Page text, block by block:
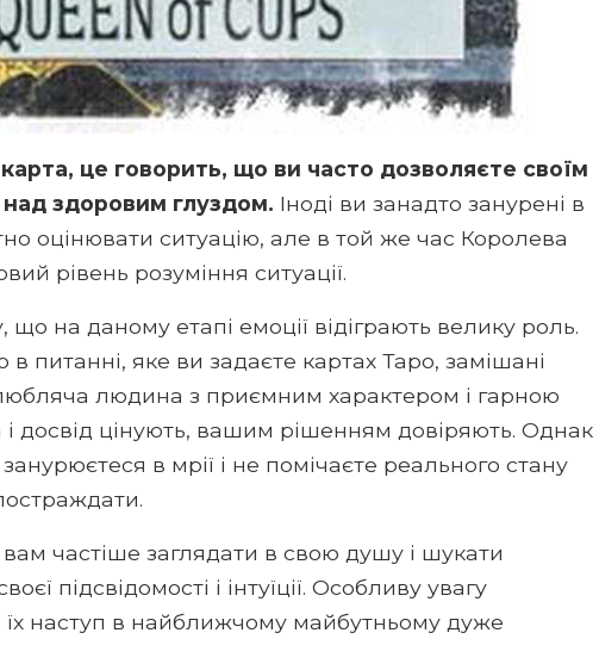
це говорить, що ви часто дозволяєте своїм
здоровим глуздом. Іноді ви занадто занурені в
оцінювати ситуацію, але в той же час Королева
рівень розуміння ситуації.
на даному етапі емоції відіграють велику роль.
питанні, яке ви задаєте картах Таро, замішані
людина з приємним характером і гарною
досвід цінують, вашим рішенням довіряють. Однак
в мрії і не помічаєте реального стану
частіше заглядати в свою душу і шукати
підсвідомості і інтуїції. Особливу увагу
наступ в найближчому майбутньому дуже